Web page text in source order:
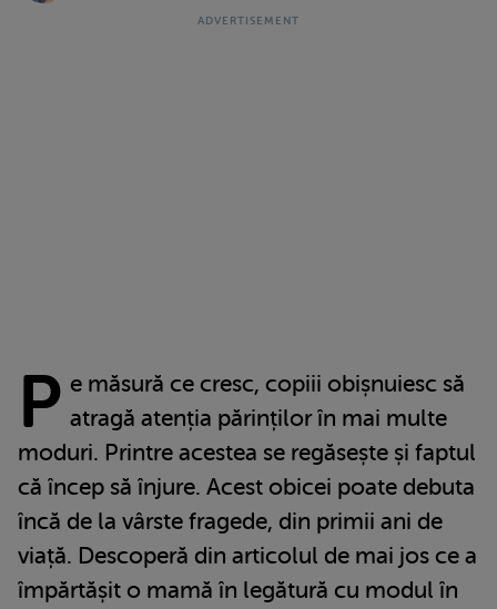
P e măsură ce cresc, copiii obișnuiesc să
atragă atenția părinților în mai multe
moduri. Printre acestea se regăsește și faptul
că încep să înjure. Acest obicei poate debuta
încă de la vârste fragede, din primii ani de
viață. Descoperă din articolul de mai jos ce a
împărtășit o mamă în legătură cu modul în